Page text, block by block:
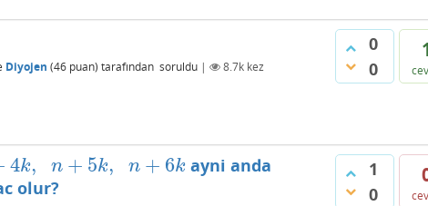
0
0
Diyojen (46 puan) tarafından soruldu | 8.7k kez
1
0
4k, n + 5k, n + 6k ayni anda
olur?